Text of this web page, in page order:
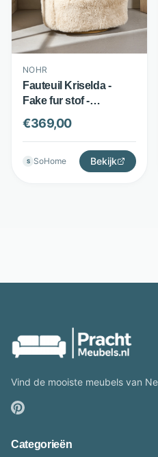
NOHR
Fauteuil Kriselda -
Fake fur stof -
omhullend design -
Beige - Nohr
€369,00
S SoHome Bekijk
Vind de mooiste meubels van
Categorieën